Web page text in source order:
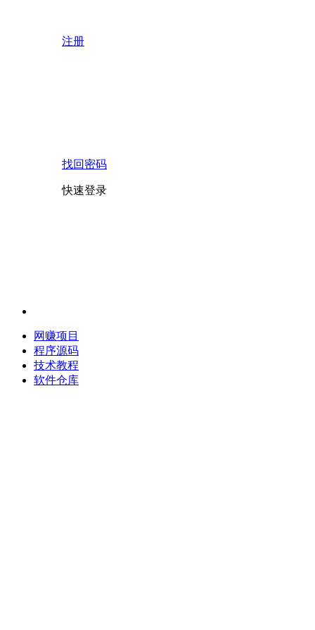
注册
找回密码
快速登录
网赚项目
程序源码
技术教程
软件仓库